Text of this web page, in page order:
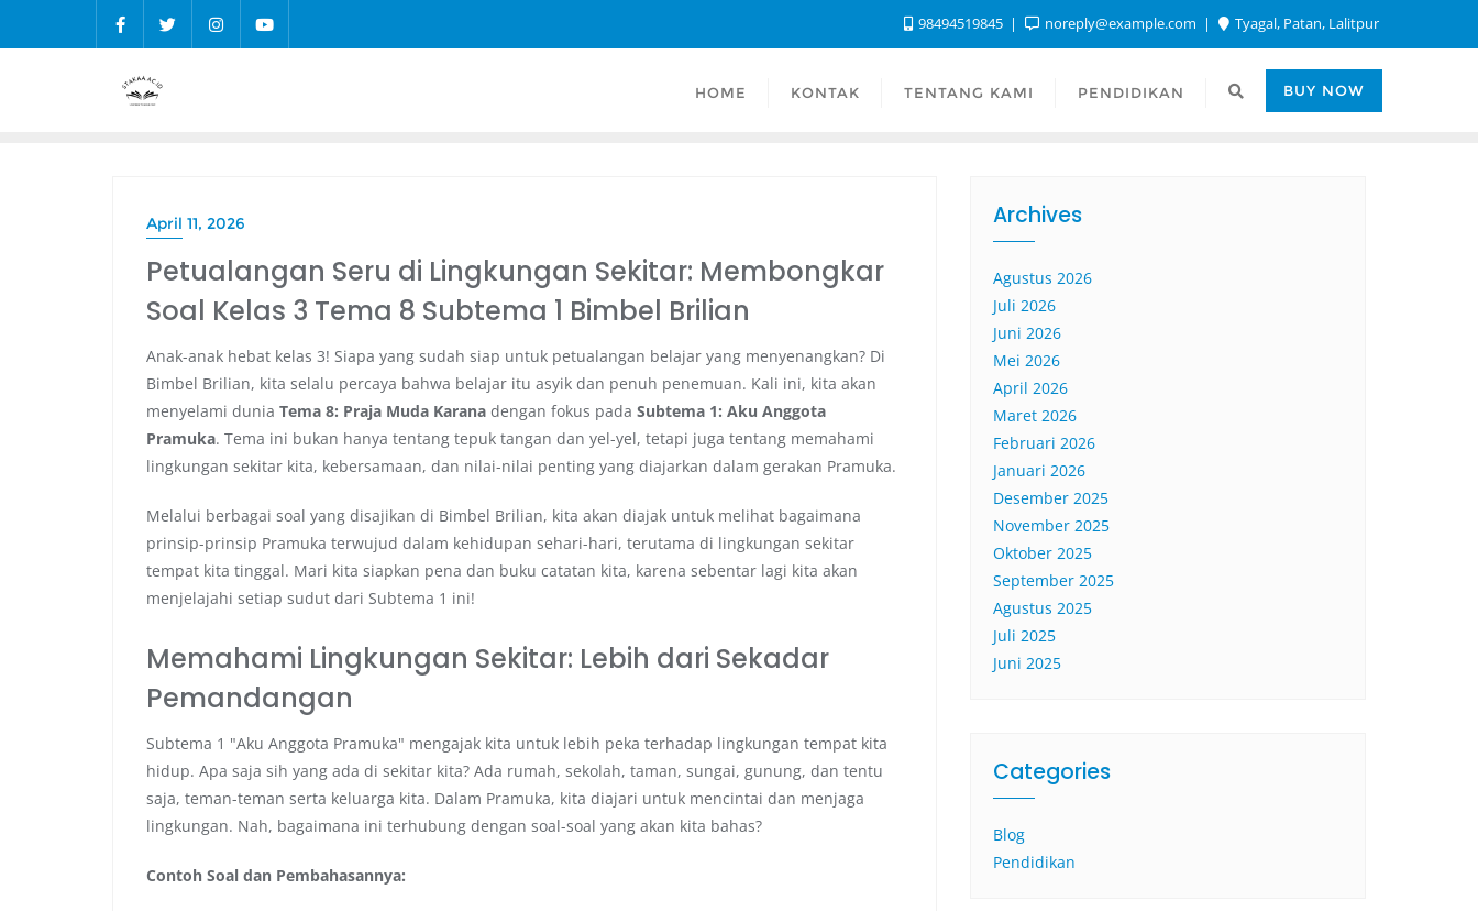
98494519845 noreply@example.com Tyagal, Patan, Lalitpur
HOME KONTAK TENTANG KAMI PENDIDIKAN BUY NOW
April 11, 2026
Petualangan Seru di Lingkungan Sekitar: Membongkar
Soal Kelas 3 Tema 8 Subtema 1 Bimbel Brilian
Anak-anak hebat kelas 3! Siapa yang sudah siap untuk petualangan belajar yang menyenangkan? Di
Bimbel Brilian, kita selalu percaya bahwa belajar itu asyik dan penuh penemuan. Kali ini, kita akan
menyelami dunia Tema 8: Praja Muda Karana dengan fokus pada Subtema 1: Aku Anggota
Pramuka. Tema ini bukan hanya tentang tepuk tangan dan yel-yel, tetapi juga tentang memahami
lingkungan sekitar kita, kebersamaan, dan nilai-nilai penting yang diajarkan dalam gerakan Pramuka.
Melalui berbagai soal yang disajikan di Bimbel Brilian, kita akan diajak untuk melihat bagaimana
prinsip-prinsip Pramuka terwujud dalam kehidupan sehari-hari, terutama di lingkungan sekitar
tempat kita tinggal. Mari kita siapkan pena dan buku catatan kita, karena sebentar lagi kita akan
menjelajahi setiap sudut dari Subtema 1 ini!
Memahami Lingkungan Sekitar: Lebih dari Sekadar
Pemandangan
Subtema 1 "Aku Anggota Pramuka" mengajak kita untuk lebih peka terhadap lingkungan tempat kita
hidup. Apa saja sih yang ada di sekitar kita? Ada rumah, sekolah, taman, sungai, gunung, dan tentu
saja, teman-teman serta keluarga kita. Dalam Pramuka, kita diajari untuk mencintai dan menjaga
lingkungan. Nah, bagaimana ini terhubung dengan soal-soal yang akan kita bahas?
Contoh Soal dan Pembahasannya:
Archives
Agustus 2026
Juli 2026
Juni 2026
Mei 2026
April 2026
Maret 2026
Februari 2026
Januari 2026
Desember 2025
November 2025
Oktober 2025
September 2025
Agustus 2025
Juli 2025
Juni 2025
Categories
Blog
Pendidikan